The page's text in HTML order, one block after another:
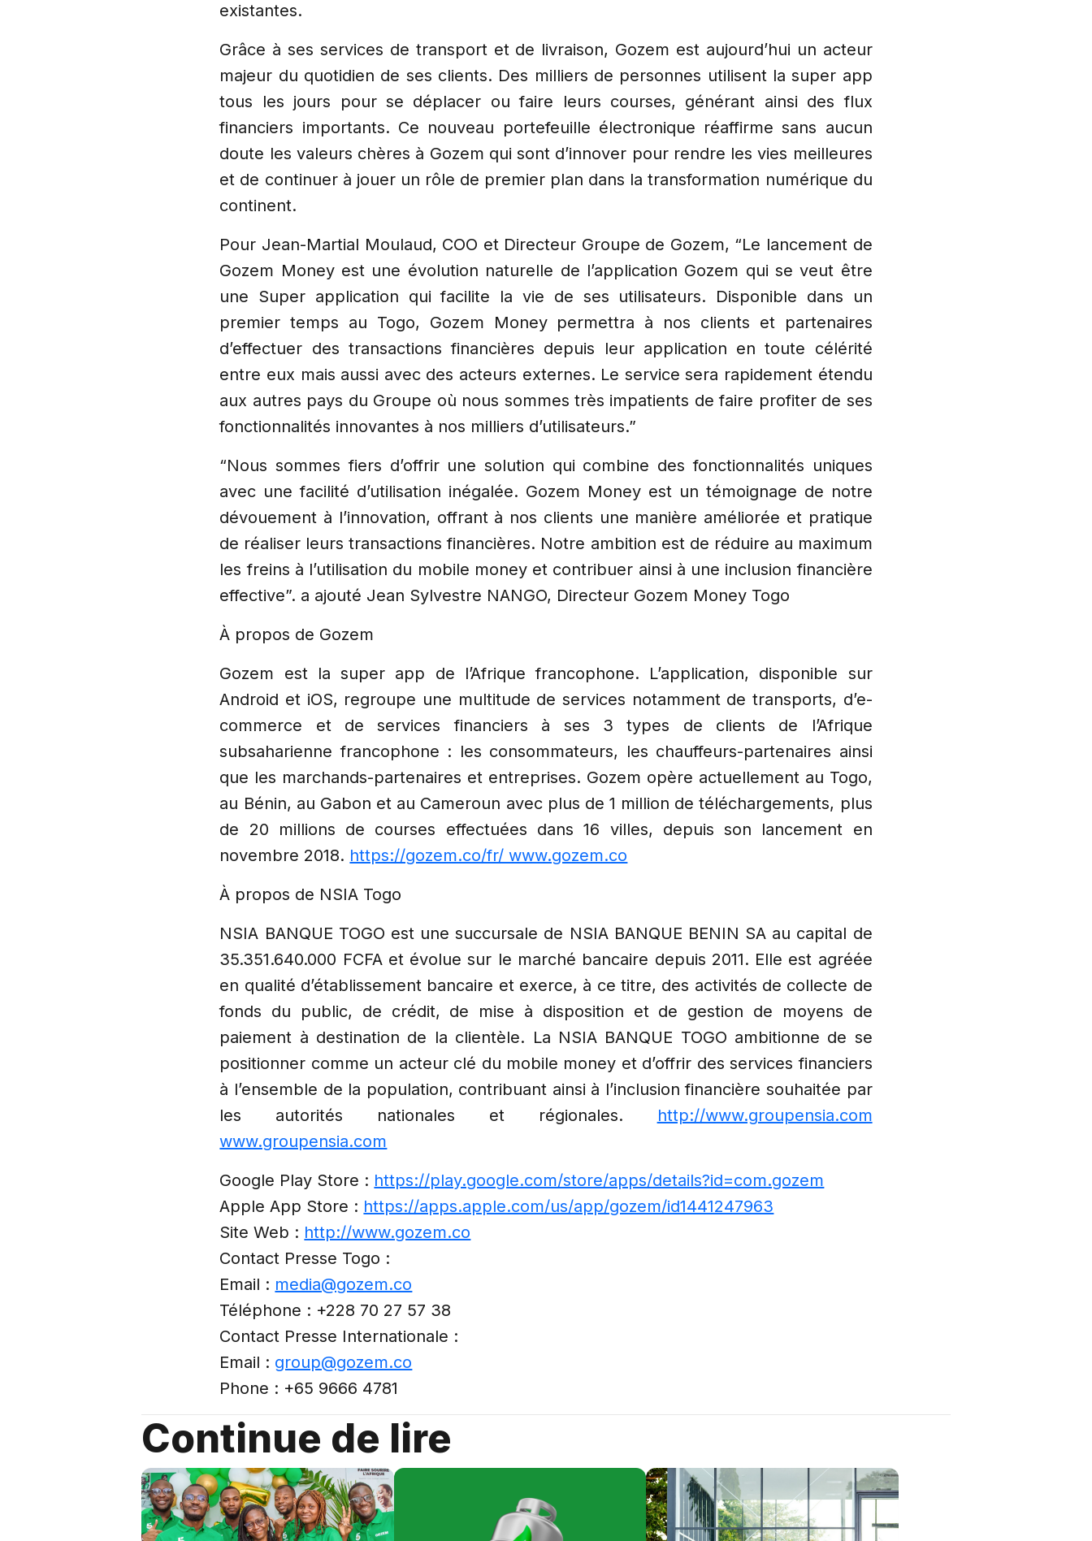
existantes.
Grâce à ses services de transport et de livraison, Gozem est aujourd’hui un acteur
majeur du quotidien de ses clients. Des milliers de personnes utilisent la super app
tous les jours pour se déplacer ou faire leurs courses, générant ainsi des flux
financiers importants. Ce nouveau portefeuille électronique réaffirme sans aucun
doute les valeurs chères à Gozem qui sont d’innover pour rendre les vies meilleures
et de continuer à jouer un rôle de premier plan dans la transformation numérique du
continent.
Pour Jean-Martial Moulaud, COO et Directeur Groupe de Gozem, “Le lancement de
Gozem Money est une évolution naturelle de l’application Gozem qui se veut être
une Super application qui facilite la vie de ses utilisateurs. Disponible dans un
premier temps au Togo, Gozem Money permettra à nos clients et partenaires
d’effectuer des transactions financières depuis leur application en toute célérité
entre eux mais aussi avec des acteurs externes. Le service sera rapidement étendu
aux autres pays du Groupe où nous sommes très impatients de faire profiter de ses
fonctionnalités innovantes à nos milliers d’utilisateurs.”
“Nous sommes fiers d’offrir une solution qui combine des fonctionnalités uniques
avec une facilité d’utilisation inégalée. Gozem Money est un témoignage de notre
dévouement à l’innovation, offrant à nos clients une manière améliorée et pratique
de réaliser leurs transactions financières. Notre ambition est de réduire au maximum
les freins à l’utilisation du mobile money et contribuer ainsi à une inclusion financière
effective”. a ajouté Jean Sylvestre NANGO, Directeur Gozem Money Togo
À propos de Gozem
Gozem est la super app de l’Afrique francophone. L’application, disponible sur
Android et iOS, regroupe une multitude de services notamment de transports, d’e-
commerce et de services financiers à ses 3 types de clients de l’Afrique
subsaharienne francophone : les consommateurs, les chauffeurs-partenaires ainsi
que les marchands-partenaires et entreprises. Gozem opère actuellement au Togo,
au Bénin, au Gabon et au Cameroun avec plus de 1 million de téléchargements, plus
de 20 millions de courses effectuées dans 16 villes, depuis son lancement en
novembre 2018. https://gozem.co/fr/ www.gozem.co
À propos de NSIA Togo
NSIA BANQUE TOGO est une succursale de NSIA BANQUE BENIN SA au capital de
35.351.640.000 FCFA et évolue sur le marché bancaire depuis 2011. Elle est agréée
en qualité d’établissement bancaire et exerce, à ce titre, des activités de collecte de
fonds du public, de crédit, de mise à disposition et de gestion de moyens de
paiement à destination de la clientèle. La NSIA BANQUE TOGO ambitionne de se
positionner comme un acteur clé du mobile money et d’offrir des services financiers
à l’ensemble de la population, contribuant ainsi à l’inclusion financière souhaitée par
les autorités nationales et régionales.
http://www.groupensia.com
www.groupensia.com
Google Play Store : https://play.google.com/store/apps/details?id=com.gozem
Apple App Store : https://apps.apple.com/us/app/gozem/id1441247963
Site Web : http://www.gozem.co
Contact Presse Togo :
Email : media@gozem.co
Téléphone : +228 70 27 57 38
Contact Presse Internationale :
Email : group@gozem.co
Phone : +65 9666 4781
Continue de lire